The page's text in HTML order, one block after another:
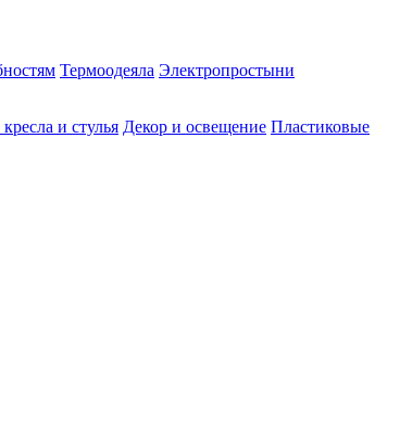
Термоодеяла Электропростыни
и стулья Декор и освещение Пластиковые